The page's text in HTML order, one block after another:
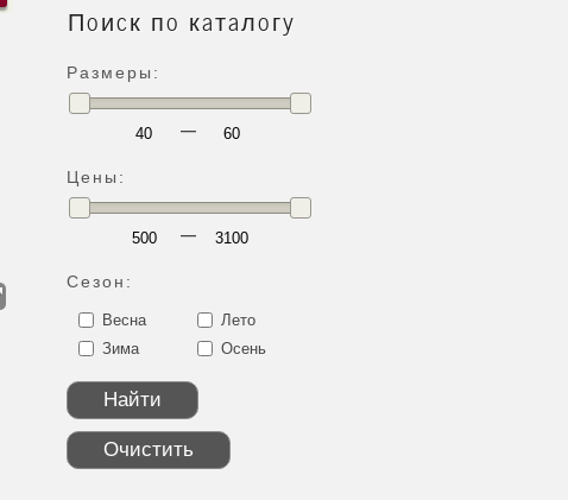
Поиск по каталогу
Размеры:
—
Цены:
—
Сезон:
Весна
Зима
Лето
Осень
Найти
Очистить